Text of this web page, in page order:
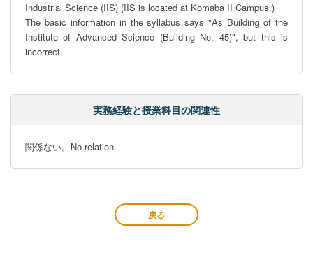
Industrial Science (IIS) (IIS is located at Komaba II Campus.)
The basic information in the syllabus says "As Building of the
Institute of Advanced Science (Building No. 45)", but this is
incorrect.
実務経験と授業科目の関連性
関係ない。No relation.
戻る